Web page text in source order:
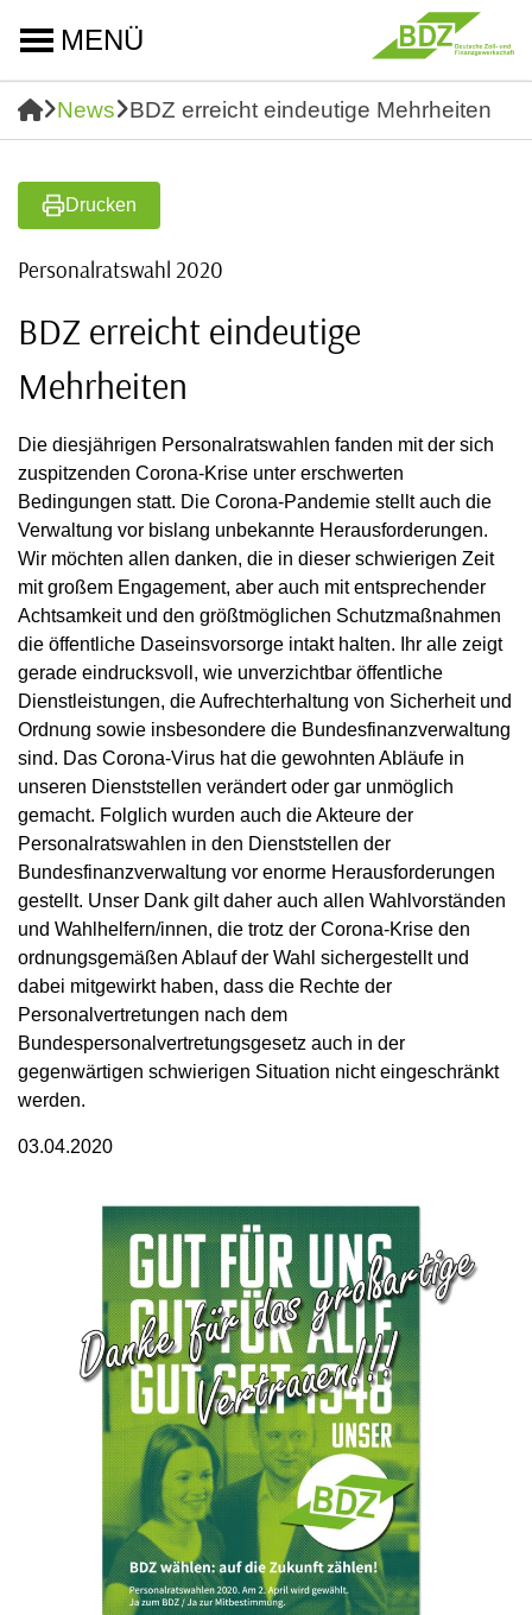
MENÜ
News BDZ erreicht eindeutige Mehrheiten
Drucken
Personalratswahl 2020
BDZ erreicht eindeutige
Mehrheiten
Die diesjährigen Personalratswahlen fanden mit der sich
zuspitzenden Corona-Krise unter erschwerten
Bedingungen statt. Die Corona-Pandemie stellt auch die
Verwaltung vor bislang unbekannte Herausforderungen.
Wir möchten allen danken, die in dieser schwierigen Zeit
mit großem Engagement, aber auch mit entsprechender
Achtsamkeit und den größtmöglichen Schutzmaßnahmen
die öffentliche Daseinsvorsorge intakt halten. Ihr alle zeigt
gerade eindrucksvoll, wie unverzichtbar öffentliche
Dienstleistungen, die Aufrechterhaltung von Sicherheit und
Ordnung sowie insbesondere die Bundesfinanzverwaltung
sind. Das Corona-Virus hat die gewohnten Abläufe in
unseren Dienststellen verändert oder gar unmöglich
gemacht. Folglich wurden auch die Akteure der
Personalratswahlen in den Dienststellen der
Bundesfinanzverwaltung vor enorme Herausforderungen
gestellt. Unser Dank gilt daher auch allen Wahlvorständen
und Wahlhelfern/innen, die trotz der Corona-Krise den
ordnungsgemäßen Ablauf der Wahl sichergestellt und
dabei mitgewirkt haben, dass die Rechte der
Personalvertretungen nach dem
Bundespersonalvertretungsgesetz auch in der
gegenwärtigen schwierigen Situation nicht eingeschränkt
werden.
03.04.2020